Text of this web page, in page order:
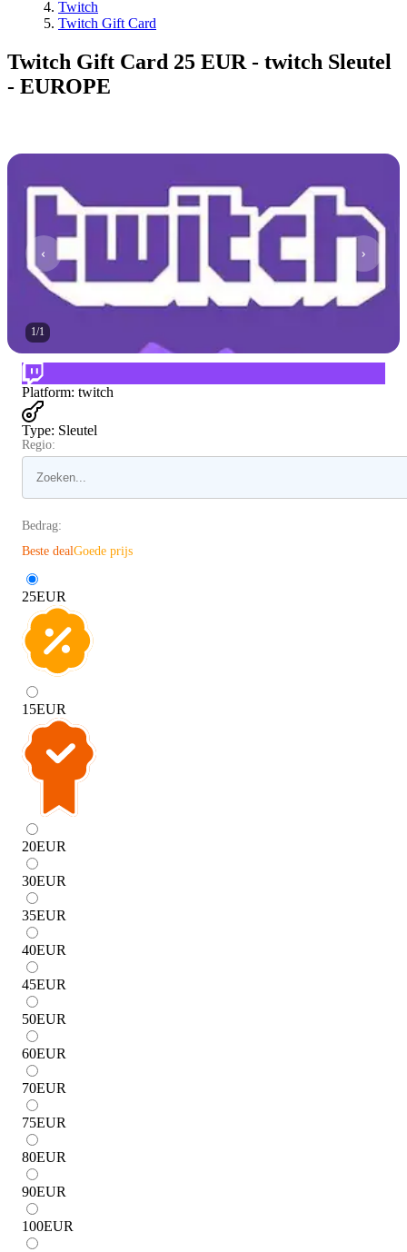
Twitch
Twitch Gift Card
Twitch Gift Card 25 EUR - twitch Sleutel
- EUROPE
1/1
Platform: twitch
Type: Sleutel
Regio:
Bedrag:
Beste dealGoede prijs
25EUR
15EUR
20EUR
30EUR
35EUR
40EUR
45EUR
50EUR
60EUR
70EUR
75EUR
80EUR
90EUR
100EUR